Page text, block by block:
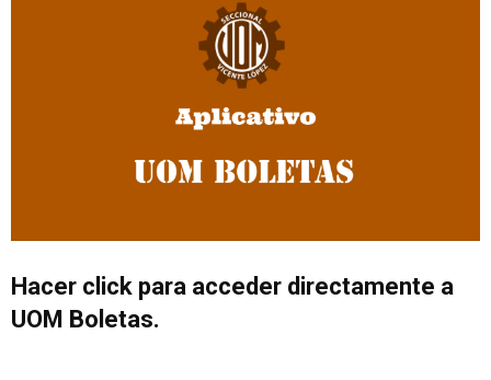
Hacer click para acceder directamente a
UOM Boletas.